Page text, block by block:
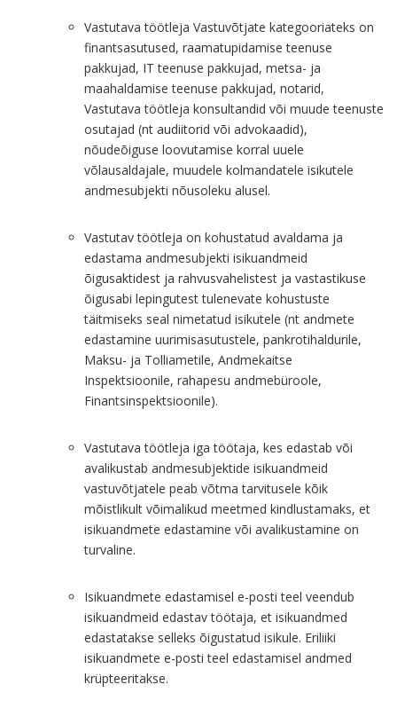
Vastutava töötleja Vastuvõtjate kategooriateks on
finantsasutused, raamatupidamise teenuse
pakkujad, IT teenuse pakkujad, metsa- ja
maahaldamise teenuse pakkujad, notarid,
Vastutava töötleja konsultandid või muude teenuste
osutajad (nt audiitorid või advokaadid),
nõudeõiguse loovutamise korral uuele
võlausaldajale, muudele kolmandatele isikutele
andmesubjekti nõusoleku alusel.
Vastutav töötleja on kohustatud avaldama ja
edastama andmesubjekti isikuandmeid
õigusaktidest ja rahvusvahelistest ja vastastikuse
õigusabi lepingutest tulenevate kohustuste
täitmiseks seal nimetatud isikutele (nt andmete
edastamine uurimisasutustele, pankrotihaldurile,
Maksu- ja Tolliametile, Andmekaitse
Inspektsioonile, rahapesu andmebüroole,
Finantsinspektsioonile).
Vastutava töötleja iga töötaja, kes edastab või
avalikustab andmesubjektide isikuandmeid
vastuvõtjatele peab võtma tarvitusele kõik
mõistlikult võimalikud meetmed kindlustamaks, et
isikuandmete edastamine või avalikustamine on
turvaline.
Isikuandmete edastamisel e-posti teel veendub
isikuandmeid edastav töötaja, et isikuandmed
edastatakse selleks õigustatud isikule. Eriliiki
isikuandmete e-posti teel edastamisel andmed
krüpteeritakse.